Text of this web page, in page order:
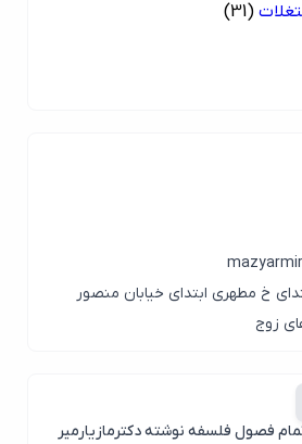
(31)
خ مطهری ابتدای خیابان منصور
فلسفه نوشته دکترمازیارمیر